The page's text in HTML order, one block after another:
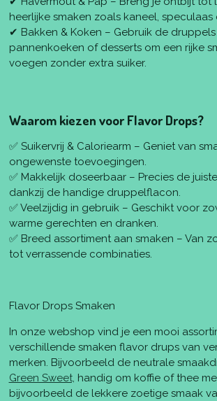
heerlijke smaken zoals kaneel, speculaas
✔ Bakken & Koken – Gebruik de druppels
pannenkoeken of desserts om een rijke
voegen zonder extra suiker.
Waarom kiezen voor Flavor Drops?
✅ Suikervrij & Caloriearm – Geniet van
ongewenste toevoegingen.
✅ Makkelijk doseerbaar – Precies de
dankzij de handige druppelflacon.
✅ Veelzijdig in gebruik – Geschikt voor
warme gerechten en dranken.
✅ Breed assortiment aan smaken – Van
tot verrassende combinaties.
Flavor Drops Smaken
In onze webshop vind je een mooi
verschillende smaken flavor drups van
merken. Bijvoorbeeld de neutrale
Green Sweet, handig om koffie of thee
bijvoorbeeld de lekkere zoetige smaak